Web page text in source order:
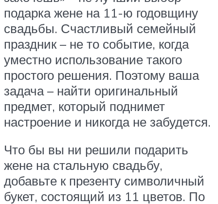
подарка жене на 11-ю годовщину
свадьбы. Счастливый семейный
праздник – не то событие, когда
уместно использование такого
простого решения. Поэтому ваша
задача – найти оригинальный
предмет, который поднимет
настроение и никогда не забудется.
Что бы вы ни решили подарить
жене на стальную свадьбу,
добавьте к презенту символичный
букет, состоящий из 11 цветов. По